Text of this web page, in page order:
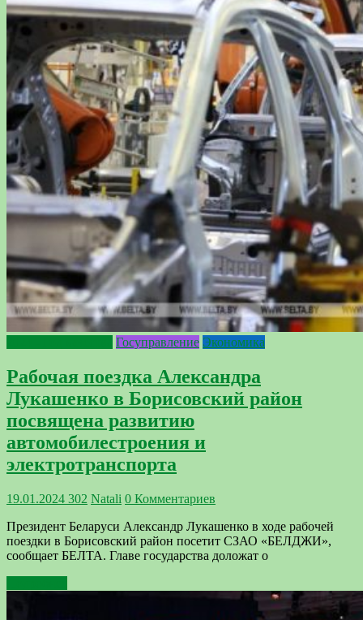
Госуправление Экономика
Рабочая поездка Александра
Лукашенко в Борисовский район
посвящена развитию
автомобилестроения и
электротранспорта
19.01.2024 302 Natali 0 Комментариев
Президент Беларуси Александр Лукашенко в ходе рабочей
поездки в Борисовский район посетит СЗАО «БЕЛДЖИ»,
сообщает БЕЛТА. Главе государства доложат о